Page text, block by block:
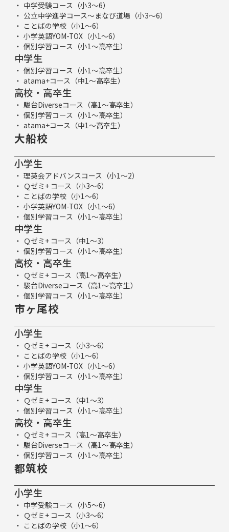
中学受験コース（小3～6）
公立中学進学コース～まなび道場（小3～6）
ことばの学校（小1～6）
小学英語YOM-TOX（小1～6）
個別学習コース（小1～高卒生）
中学生
個別学習コース（小1～高卒生）
atama+コース（中1～高卒生）
高校・高卒生
駿台Diverseコース（高1～高卒生）
個別学習コース（小1～高卒生）
atama+コース（中1～高卒生）
大船校
小学生
理英会アドバンスコース（小1～2）
Ｑゼミ+ コース（小3～6）
ことばの学校（小1～6）
小学英語YOM-TOX（小1～6）
個別学習コース（小1～高卒生）
中学生
Ｑゼミ+ コース（中1～3）
個別学習コース（小1～高卒生）
高校・高卒生
Ｑゼミ+ コース（高1～高卒生）
駿台Diverseコース（高1～高卒生）
個別学習コース（小1～高卒生）
市ヶ尾校
小学生
Ｑゼミ+ コース（小3～6）
ことばの学校（小1～6）
小学英語YOM-TOX（小1～6）
個別学習コース（小1～高卒生）
中学生
Ｑゼミ+ コース（中1～3）
個別学習コース（小1～高卒生）
高校・高卒生
Ｑゼミ+ コース（高1～高卒生）
駿台Diverseコース（高1～高卒生）
個別学習コース（小1～高卒生）
都筑校
小学生
中学受験コース（小5～6）
Ｑゼミ+ コース（小3～6）
ことばの学校（小1～6）